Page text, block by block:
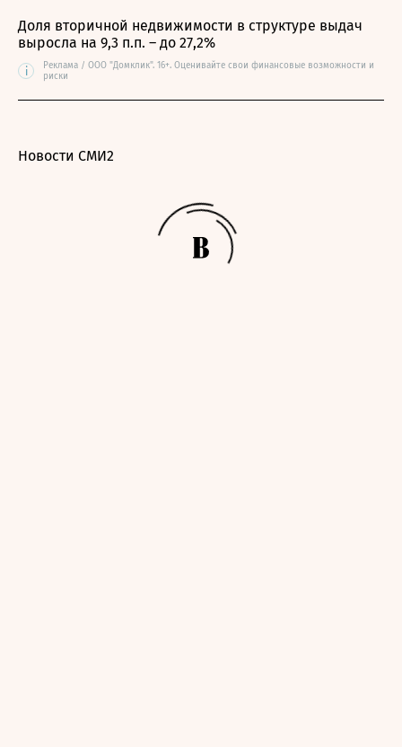
Доля вторичной недвижимости в структуре выдач
выросла на 9,3 п.п. – до 27,2%
i
Реклама / ООО "Домклик". 16+. Оценивайте свои финансовые возможности и
риски
Новости СМИ2